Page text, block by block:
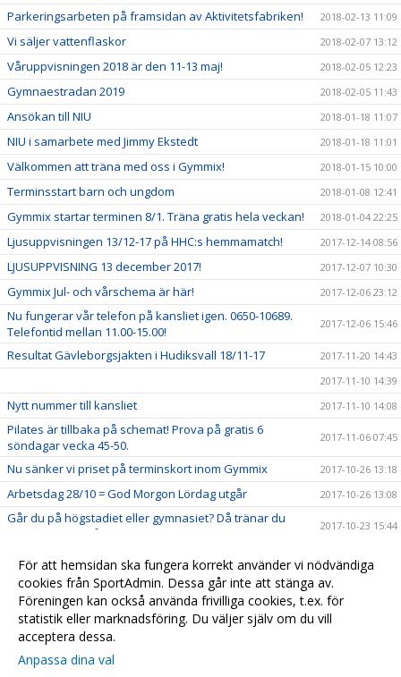
Parkeringsarbeten på framsidan av Aktivitetsfabriken! 2018-02-13 11:09
Vi säljer vattenflaskor 2018-02-07 13:12
Våruppvisningen 2018 är den 11-13 maj! 2018-02-05 12:23
Gymnaestradan 2019 2018-02-05 11:43
Ansökan till NIU 2018-01-18 11:07
NIU i samarbete med Jimmy Ekstedt 2018-01-18 11:01
Välkommen att träna med oss i Gymmix! 2018-01-15 10:00
Terminsstart barn och ungdom 2018-01-08 12:41
Gymmix startar terminen 8/1. Träna gratis hela veckan! 2018-01-04 22:25
Ljusuppvisningen 13/12-17 på HHC:s hemmamatch! 2017-12-14 08:56
LJUSUPPVISNING 13 december 2017! 2017-12-07 10:30
Gymmix Jul- och vårschema är här! 2017-12-06 23:12
Nu fungerar vår telefon på kansliet igen. 0650-10689.
Telefontid mellan 11.00-15.00!
2017-12-06 15:46
Resultat Gävleborgsjakten i Hudiksvall 18/11-17
2017-11-20 14:43
2017-11-10 14:39
Nytt nummer till kansliet 2017-11-10 14:08
Pilates är tillbaka på schemat! Prova på gratis 6
söndagar vecka 45-50.
2017-11-06 07:45
Nu sänker vi priset på terminskort inom Gymmix 2017-10-26 13:18
Arbetsdag 28/10 = God Morgon Lördag utgår 2017-10-26 13:08
Går du på högstadiet eller gymnasiet? Då tränar du
gratis hos oss på höstlovet. Välkommen!
2017-10-23 15:44
Familjevecka måndag-torsdag vecka 43 2017-10-12 14:15
Välkommen till Hudikgympans nya hemsida 2017-09-06 15:01
Schema Gymmix 2017-09-06 14:52
För att hemsidan ska fungera korrekt använder vi nödvändiga
cookies från SportAdmin. Dessa går inte att stänga av.
Föreningen kan också använda frivilliga cookies, t.ex. för
statistik eller marknadsföring. Du väljer själv om du vill
acceptera dessa.
Anpassa dina val